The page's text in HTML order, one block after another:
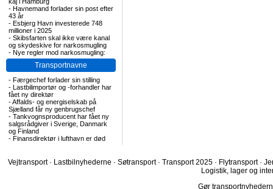
- Havnemand forlader sin post efter
43 år
- Esbjerg Havn investerede 748
millioner i 2025
- Skibsfarten skal ikke være kanal
og skydeskive for narkosmugling
- Nye regler mod narkosmugling:
Transportnavne
- Færgechef forlader sin stilling
- Lastbilimportør og -forhandler har
fået ny direktør
-Affalds- og energiselskab på
Sjælland får ny genbrugschef
- Tankvognsproducent har fået ny
salgsrådgiver i Sverige, Danmark
og Finland
- Finansdirektør i lufthavn er død
Vejtransport · Lastbilnyhederne · Søtransport · Transport 2025 · Flytransport ·
Logistik, lager og
Gør